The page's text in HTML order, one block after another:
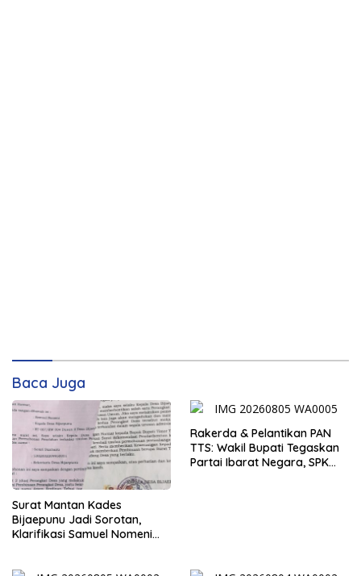
Baca Juga
Surat Mantan Kades
Bijaepunu Jadi Sorotan,
Klarifikasi Samuel Nomeni
Rakerda & Pelantikan PAN
TTS: Wakil Bupati Tegaskan
Partai Ibarat Negara, SPK